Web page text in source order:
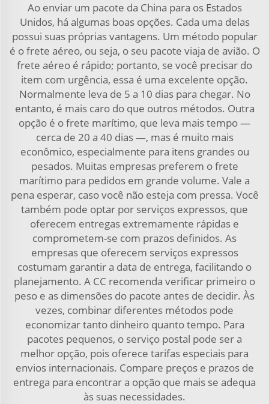
Ao enviar um pacote da China para os Estados
Unidos, há algumas boas opções. Cada uma delas
possui suas próprias vantagens. Um método popular
é o frete aéreo, ou seja, o seu pacote viaja de avião. O
frete aéreo é rápido; portanto, se você precisar do
item com urgência, essa é uma excelente opção.
Normalmente leva de 5 a 10 dias para chegar. No
entanto, é mais caro do que outros métodos. Outra
opção é o frete marítimo, que leva mais tempo —
cerca de 20 a 40 dias —, mas é muito mais
econômico, especialmente para itens grandes ou
pesados. Muitas empresas preferem o frete
marítimo para pedidos em grande volume. Vale a
pena esperar, caso você não esteja com pressa. Você
também pode optar por serviços expressos, que
oferecem entregas extremamente rápidas e
comprometem-se com prazos definidos. As
empresas que oferecem serviços expressos
costumam garantir a data de entrega, facilitando o
planejamento. A CC recomenda verificar primeiro o
peso e as dimensões do pacote antes de decidir. Às
vezes, combinar diferentes métodos pode
economizar tanto dinheiro quanto tempo. Para
pacotes pequenos, o serviço postal pode ser a
melhor opção, pois oferece tarifas especiais para
envios internacionais. Compare preços e prazos de
entrega para encontrar a opção que mais se adequa
às suas necessidades.